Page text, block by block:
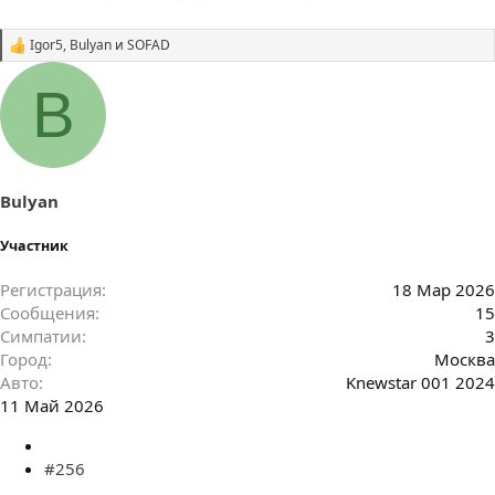
С
м
т
и
:
Igor5, Bulyan и SOFAD
B
Bulyan
Участник
Регистрация
18 Мар 2026
Сообщения
15
Симпатии
3
Город
Москва
Авто
Knewstar 001 2024
11 Май 2026
#256